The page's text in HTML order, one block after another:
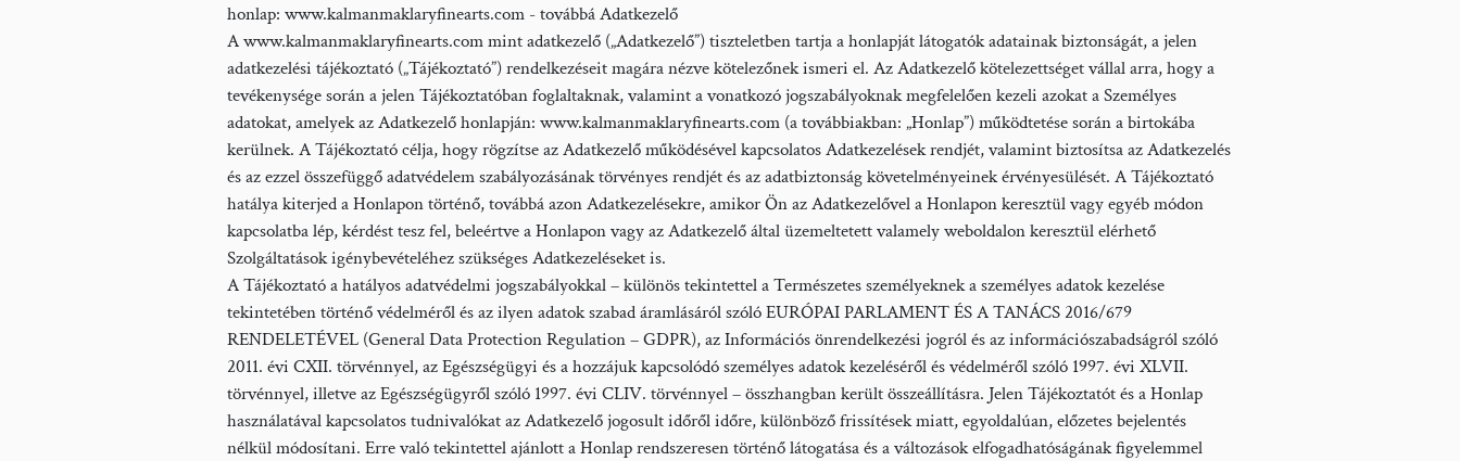
honlap: www.kalmanmaklaryfinearts.com - továbbá Adatkezelő
A www.kalmanmaklaryfinearts.com mint adatkezelő („Adatkezelő”) tiszteletben tartja a honlapját látogatók adatainak biztonságát, a jelen
adatkezelési tájékoztató („Tájékoztató”) rendelkezéseit magára nézve kötelezőnek ismeri el. Az Adatkezelő kötelezettséget vállal arra, hogy a
tevékenysége során a jelen Tájékoztatóban foglaltaknak, valamint a vonatkozó jogszabályoknak megfelelően kezeli azokat a Személyes
adatokat, amelyek az Adatkezelő honlapján: www.kalmanmaklaryfinearts.com (a továbbiakban: „Honlap”) működtetése során a birtokába
kerülnek. A Tájékoztató célja, hogy rögzítse az Adatkezelő működésével kapcsolatos Adatkezelések rendjét, valamint biztosítsa az Adatkezelés
és az ezzel összefüggő adatvédelem szabályozásának törvényes rendjét és az adatbiztonság követelményeinek érvényesülését. A Tájékoztató
hatálya kiterjed a Honlapon történő, továbbá azon Adatkezelésekre, amikor Ön az Adatkezelővel a Honlapon keresztül vagy egyéb módon
kapcsolatba lép, kérdést tesz fel, beleértve a Honlapon vagy az Adatkezelő által üzemeltetett valamely weboldalon keresztül elérhető
Szolgáltatások igénybevételéhez szükséges Adatkezeléseket is.
A Tájékoztató a hatályos adatvédelmi jogszabályokkal – különös tekintettel a Természetes személyeknek a személyes adatok kezelése
tekintetében történő védelméről és az ilyen adatok szabad áramlásáról szóló EURÓPAI PARLAMENT ÉS A TANÁCS 2016/679
RENDELETÉVEL (General Data Protection Regulation – GDPR), az Információs önrendelkezési jogról és az információszabadságról szóló
2011. évi CXII. törvénnyel, az Egészségügyi és a hozzájuk kapcsolódó személyes adatok kezeléséről és védelméről szóló 1997. évi XLVII.
törvénnyel, illetve az Egészségügyről szóló 1997. évi CLIV. törvénnyel – összhangban került összeállításra. Jelen Tájékoztatót és a Honlap
használatával kapcsolatos tudnivalókat az Adatkezelő jogosult időről időre, különböző frissítések miatt, egyoldalúan, előzetes bejelentés
nélkül módosítani. Erre való tekintettel ajánlott a Honlap rendszeresen történő látogatása és a változások elfogadhatóságának figyelemmel